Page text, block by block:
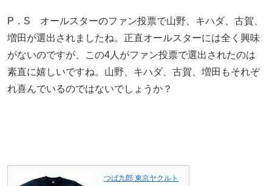
P．S オールスターのファン投票で山野、キハダ、古賀、
増田が選出されましたね。正直オールスターには全く興味
がないのですが、この4人がファン投票で選出されたのは
素直に嬉しいですね。山野、キハダ、古賀、増田もそれぞ
れ喜んでいるのではないでしょうか？
つば九郎 東京ヤクルト